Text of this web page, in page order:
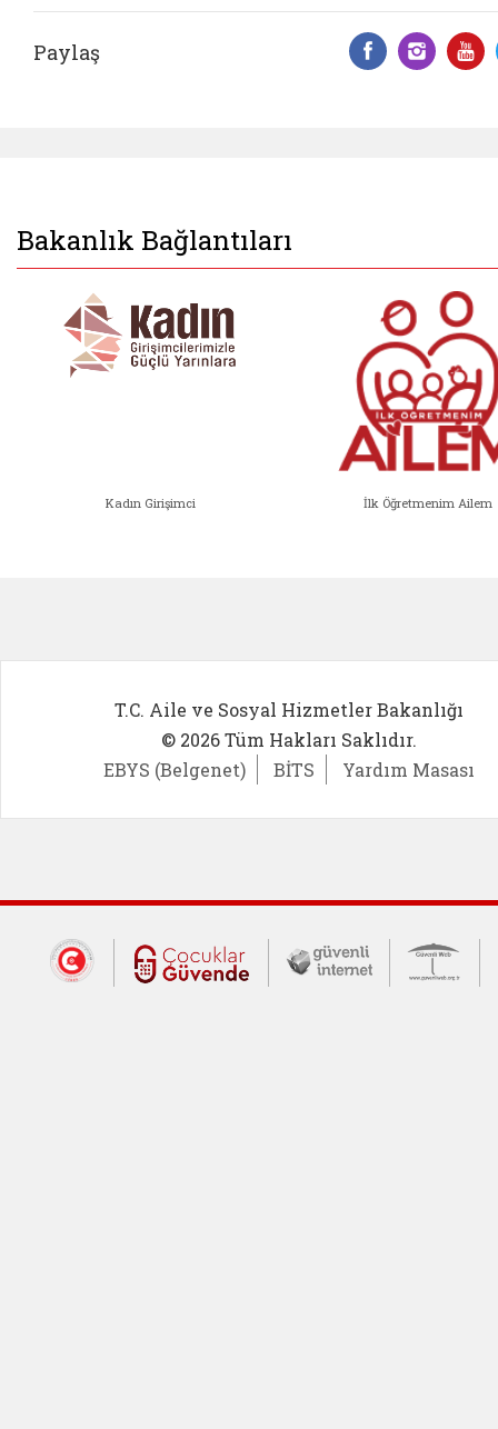
Paylaş
Bakanlık Bağlantıları
Kadın Girişimci İlk Öğretmenim Ailem
T.C. Aile ve Sosyal Hizmetler Bakanlığı
© 2026 Tüm Hakları Saklıdır.
EBYS (Belgenet)
BİTS Yardım Masası
Dış Bağlantılar
Cumhurbaşkanlığı İletişim Merkezi
Çocuklar Güvende (yeni
Güvenli